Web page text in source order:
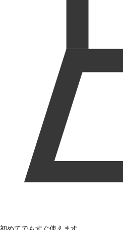
初めてでもすぐ使えます